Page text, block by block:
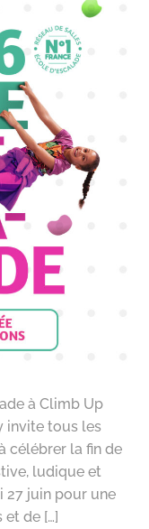
à Climb Up
invite tous les
célébrer la fin de
ludique et
27 juin pour une
et de […]